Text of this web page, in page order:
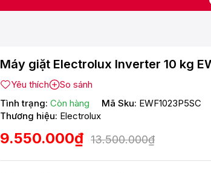
Máy giặt Electrolux Inverter 10 kg
Yêu thích
So sánh
Tình trạng: Còn hàng Mã Sku: EWF1023P5SC
Thương hiệu: Electrolux
9.550.000₫ 13.500.000₫